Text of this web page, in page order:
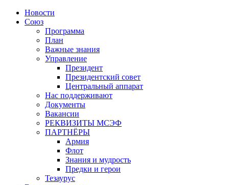
Новости
Союз
Программа
План
Важные знания
Управление
Президент
Президентский совет
Центральный аппарат
Нас поддерживают
Документы
Вакансии
РЕКВИЗИТЫ МСЭФ
ПАРТНЁРЫ
Армия
Флот
Знания и мудрость
Предки и герои
Тезаурус